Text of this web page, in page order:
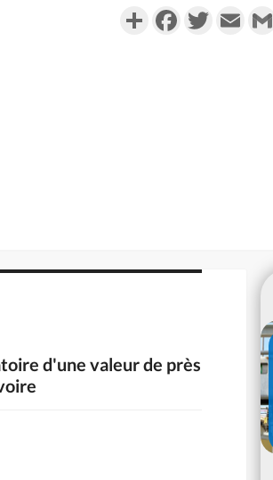
PartagerFacebookTwitterEmail
d'une valeur de près